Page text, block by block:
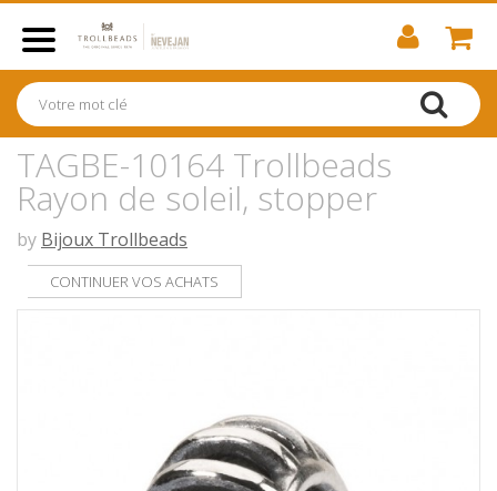
TAGBE-10164 Trollbeads
Rayon de soleil, stopper
by Bijoux Trollbeads
CONTINUER VOS ACHATS